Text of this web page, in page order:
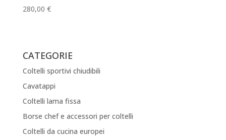
280,00 €
CATEGORIE
Coltelli sportivi chiudibili
Cavatappi
Coltelli lama fissa
Borse chef e accessori per coltelli
Coltelli da cucina europei